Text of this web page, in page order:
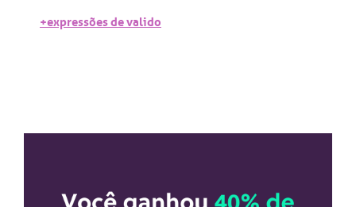
+expressões de valido